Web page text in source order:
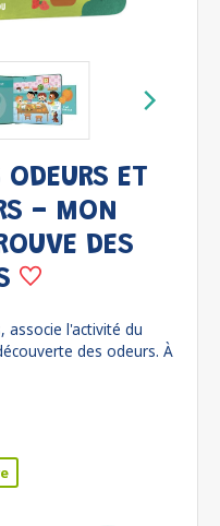
ET
- MON
DES
associe l'activité du
des odeurs. À